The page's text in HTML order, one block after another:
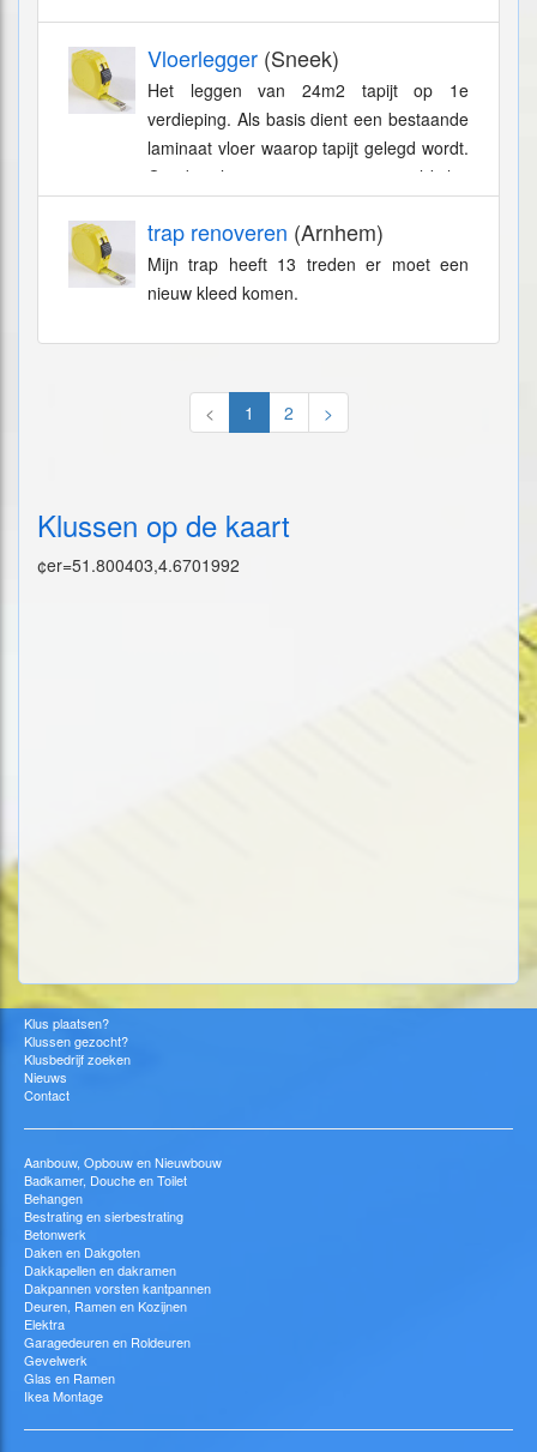
Vloerlegger (Sneek)
Het leggen van 24m2 tapijt op 1e
verdieping. Als basis dient een bestaande
laminaat vloer waarop tapijt gelegd wordt.
Op die plaatsen waar tapijt mogelijk los
trap renoveren (Arnhem)
Mijn trap heeft 13 treden er moet een
nieuw kleed komen.
< 1 2 >
Klussen op de kaart
¢er=51.800403,4.6701992
Klus plaatsen?
Klussen gezocht?
Klusbedrijf zoeken
Nieuws
Contact
Aanbouw, Opbouw en Nieuwbouw
Badkamer, Douche en Toilet
Behangen
Bestrating en sierbestrating
Betonwerk
Daken en Dakgoten
Dakkapellen en dakramen
Dakpannen vorsten kantpannen
Deuren, Ramen en Kozijnen
Elektra
Garagedeuren en Roldeuren
Gevelwerk
Glas en Ramen
Ikea Montage